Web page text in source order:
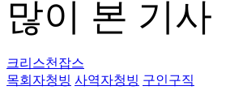
많이 본 기사
크리스천잡스
목회자청빙 사역자청빙 구인구직